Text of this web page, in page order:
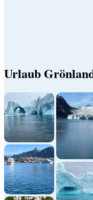
Urlaub